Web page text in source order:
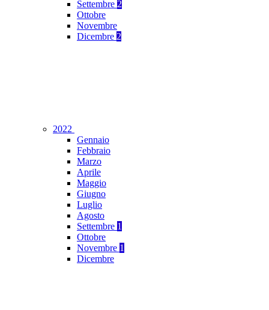
Settembre 2
Ottobre
Novembre
Dicembre 2
2022
Gennaio
Febbraio
Marzo
Aprile
Maggio
Giugno
Luglio
Agosto
Settembre 1
Ottobre
Novembre 1
Dicembre